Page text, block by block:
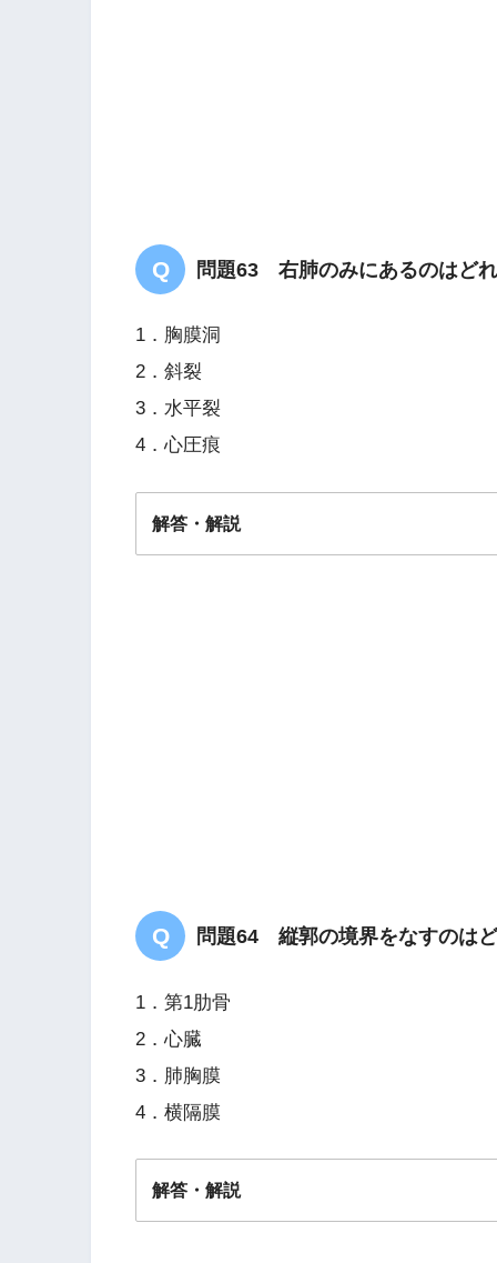
問題63 右肺のみにあるのはど
1．胸膜洞
2．斜裂
3．水平裂
4．心圧痕
解答・解説
問題64 縦郭の境界をなすのは
1．第1肋骨
2．心臓
3．肺胸膜
4．横隔膜
解答・解説